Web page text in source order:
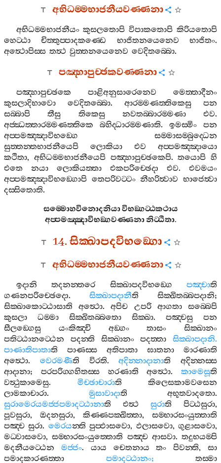
අභිධම‍්මභාජනීයවණ‍්ණනා
අභිධම‍්මභාජනීයං කුසලතොපි විපාකතොපි කිරියතොපි
හෙට‍්ඨා
චිත‍්තුප‍්පාදකණ‍්ඩෙ භාජිතනයෙනෙව භාජිතං.
අත්‍ථොපිස‍්ස තත්‍ථ වුත‍්තනයෙනෙව වෙදිතබ‍්බො.
පඤ‍්හාපුච‍්ඡකවණ‍්ණනා
පඤ‍්හාපුච‍්ඡකෙ පාළිඅනුසාරෙනෙව
මෙත‍්තාදීනං
කුසලාදිභාවො
වෙදිතබ‍්බො. ආරම‍්මණත‍්තිකෙසු
පන
සබ‍්බාපි
තීසු තිකෙසු නවතබ‍්බාරම‍්මණා එව.
අජ‍්ඣත‍්තාරම‍්මණත‍්තිකෙ
බහිද‍්ධාරම‍්මණාති. ඉමස‍්මිං
පන
අප‍්පමඤ‍්ඤාවිභඞ‍්ගෙ
සම‍්මාසම‍්බුද‍්ධෙන
සුත‍්තන‍්තභාජනීයෙපි
ලොකියා එව
අප‍්පමඤ‍්ඤායො
කථිතා, අභිධම‍්මභාජනීයෙපි පඤ‍්හාපුච‍්ඡකෙපි.තයොපි හි
එතෙ
නයා ලොකියත‍්තා එකපරිච‍්ඡෙදා එව. එවමයං
අප‍්පමඤ‍්ඤාවිභඞ‍්ගොපි තෙපරිවට‍්ටං නීහරිත්‍වාව භාජෙත්‍වා
දස‍්සිතොති.
සම‍්මොහවිනොදනියාවිභඞ‍්ගට‍්ඨකථාය
අප‍්පමඤ‍්ඤාවිභඞ‍්ගවණ‍්ණනානිට‍්ඨිතා.
14.සික‍්ඛාපදවිභඞ‍්ගො
අභිධම‍්මභාජනීයවණ‍්ණනා
ඉදානි තදනන‍්තරෙ සික‍්ඛාපදවිභඞ‍්ගෙ පඤ‍්චාති
ගණනපරිච‍්ඡෙදො. සික‍්ඛාපදානීති සික‍්ඛිතබ‍්බපදානි;
සික‍්ඛාකොට‍්ඨාසාති
අත්‍ථො.අපිච උපරි ආගතා
සබ‍්බෙපි
කුසලා
ධම‍්මා සික‍්ඛිතබ‍්බතො සික‍්ඛා. පඤ‍්චසු
පන
සීලඞ‍්ගෙසු
යංකිඤ‍්චි අඞ‍්ගං තාසං
සික‍්ඛානං
පතිට‍්ඨානට‍්ඨෙන
පදන‍්ති සික‍්ඛානං පදත‍්තා සික‍්ඛාපදානි.
පාණාතිපාතාති පාණස‍්ස අතිපාතා ඝාතනා
මාරණාති
අත්‍ථො. වෙරමණීති විරති.අදින‍්නාදානාති
අදින‍්නස‍්ස
ආදානා; පරපරිග‍්ගහිතස‍්ස හරණාති අත්‍ථො. කාමෙසූති
වත්‍ථුකාමෙසු. මිච‍්ඡාචාරාති
කිලෙසකාමවසෙන
ලාමකාචාරා. මුසාවාදාති අභූතවාදතො.
සුරාමෙරයමජ‍්ජපමාදට‍්ඨානාති එත්‍ථ සුරාති පිට‍්ඨසුරා,
පූවසුරා, ඔදනසුරා, කිණ‍්ණපක‍්ඛිත‍්තා, සම‍්භාරසංයුත‍්තාති
පඤ‍්ච සුරා. මෙරයන‍්ති පුප‍්ඵාසවො, ඵලාසවො,ගුළාසවො,
මධ‍්වාසවො,සම‍්භාරසංයුත‍්තොති පඤ‍්ච ආසවා. තදුභයම‍්පි
මදනීයට‍්ඨෙන
මජ‍්ජං. යාය චෙතනාය තං පිවන‍්ති,සා
පමාදකාරණත‍්තා
පමාදට‍්ඨානං; තස‍්මා